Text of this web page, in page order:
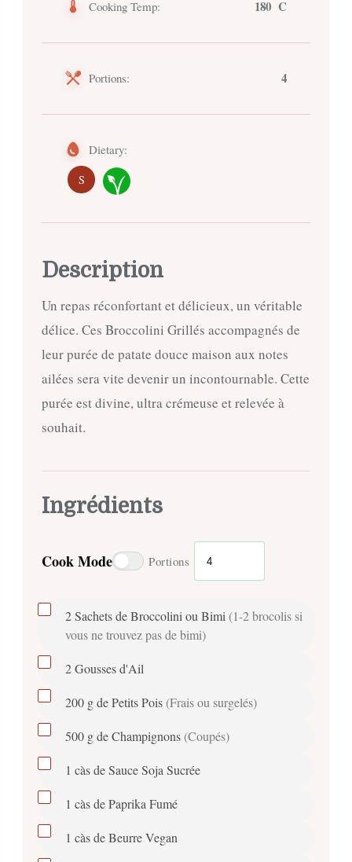
Cooking Temp: 180 C
Portions: 4
Dietary:
S
Description
Un repas réconfortant et délicieux, un véritable
délice. Ces Broccolini Grillés accompagnés de
leur purée de patate douce maison aux notes
ailées sera vite devenir un incontournable. Cette
purée est divine, ultra crémeuse et relevée à
souhait.
Ingrédients
Cook Mode Portions
2Sachets de Broccolini ou Bimi (1-2 brocolis si
vous ne trouvez pas de bimi)
2Gousses d'Ail
200 gde Petits Pois (Frais ou surgelés)
500 gde Champignons (Coupés)
1 càsde Sauce Soja Sucrée
1 càsde Paprika Fumé
1 càsde Beurre Vegan